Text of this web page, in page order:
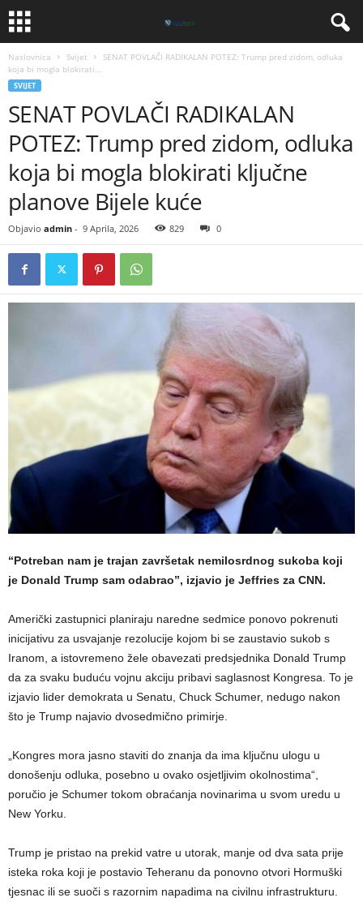
Naslovnica Svijet
​SENAT POVLAČI RADIKALAN POTEZ: Trump pred zidom, odluka
koja bi mogla blokirati...
SVIJET
​SENAT POVLAČI RADIKALAN
POTEZ: Trump pred zidom, odluka
koja bi mogla blokirati ključne
planove Bijele kuće
Objavio admin - 9 Aprila, 2026 829 0
“Potreban nam je trajan završetak nemilosrdnog sukoba koji
je Donald Trump sam odabrao”, izjavio je Jeffries za CNN.
Američki zastupnici planiraju naredne sedmice ponovo pokrenuti
inicijativu za usvajanje rezolucije kojom bi se zaustavio sukob s
Iranom, a istovremeno žele obavezati predsjednika Donald Trump
da za svaku buduću vojnu akciju pribavi saglasnost Kongresa. To je
izjavio lider demokrata u Senatu, Chuck Schumer, nedugo nakon
što je Trump najavio dvosedmično primirje.
„Kongres mora jasno staviti do znanja da ima ključnu ulogu u
donošenju odluka, posebno u ovako osjetljivim okolnostima“,
poručio je Schumer tokom obraćanja novinarima u svom uredu u
New Yorku.
Trump je pristao na prekid vatre u utorak, manje od dva sata prije
isteka roka koji je postavio Teheranu da ponovno otvori Hormuški
tjesnac ili se suoči s razornim napadima na civilnu infrastrukturu.